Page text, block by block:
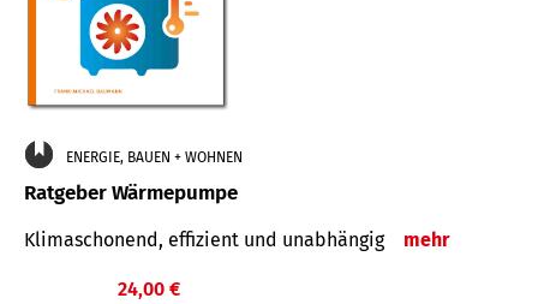
ENERGIE, BAUEN + WOHNEN
Ratgeber Wärmepumpe
Klimaschonend, effizient und unabhängig mehr
24,00 €